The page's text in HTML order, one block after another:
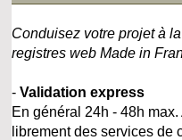
Conduisez votre projet à
registres web Made in
-Validation express
En général 24h - 48h
librement des services de